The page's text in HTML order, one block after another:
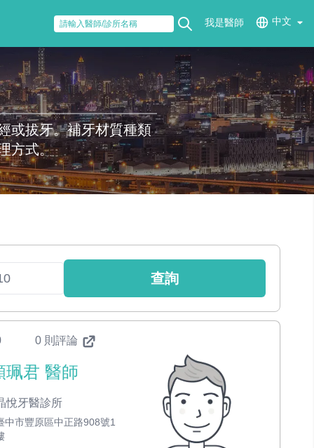
我是醫師 中文
或拔牙。補牙材質種類
方式。
查詢
0 則評論
珮君 醫師
悅牙醫診所
中市豐原區中正路908號1